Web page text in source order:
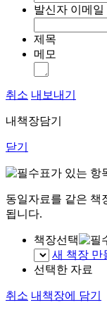
발신자 이메일
제목
메모
취소 내보내기
내책장담기
닫기
표가 있는 항
동일자료를 같은 책
됩니다.
책장선택
새 책장 만
선택한 자료
취소 내책장에 담기